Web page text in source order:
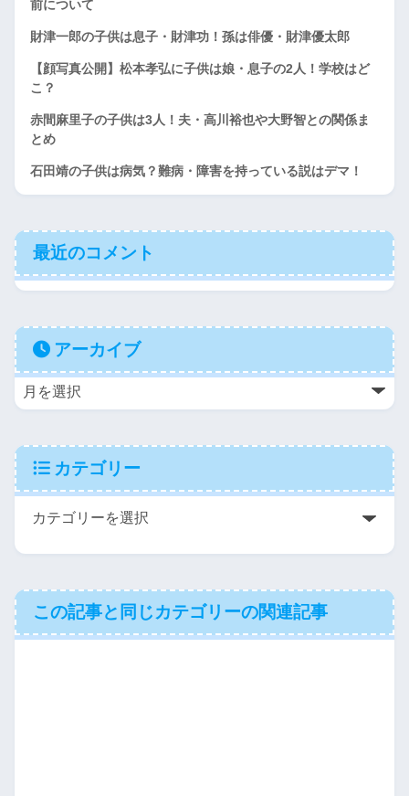
前について
財津一郎の子供は息子・財津功！孫は俳優・財津優太郎
【顔写真公開】松本孝弘に子供は娘・息子の2人！学校はど
こ？
赤間麻里子の子供は3人！夫・高川裕也や大野智との関係ま
とめ
石田靖の子供は病気？難病・障害を持っている説はデマ！
最近のコメント
アーカイブ
カテゴリー
この記事と同じカテゴリーの関連記事